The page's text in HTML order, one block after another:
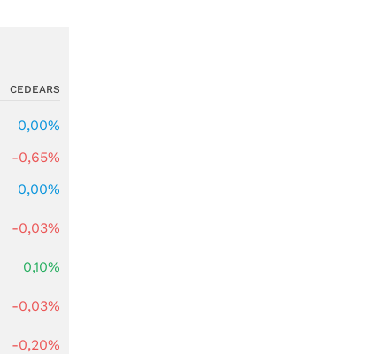
CEDEARS
0,00%
-0,65%
0,00%
-0,03%
0,10%
-0,03%
-0,20%